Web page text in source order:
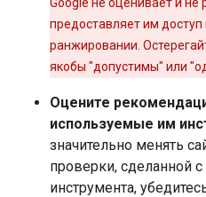
предоставляет им
ранжировании.
якобы "допустимы" или
Оцените
используемые им
значительно менять
проверки, сделанной
инструмента,